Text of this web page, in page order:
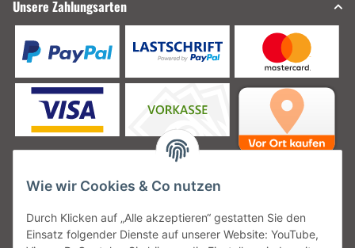
Unsere Zahlungsarten
Unsere Versanddienstleister
Wie wir Cookies & Co nutzen
Durch Klicken auf „Alle akzeptieren“ gestatten Sie den
Einsatz folgender Dienste auf unserer Website: YouTube,